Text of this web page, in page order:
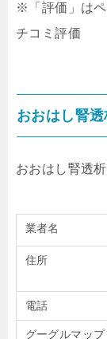
※「評価」は
チコミ評価
おおはし腎
おおはし腎透
業者名
住所
電話
グーグルマップ